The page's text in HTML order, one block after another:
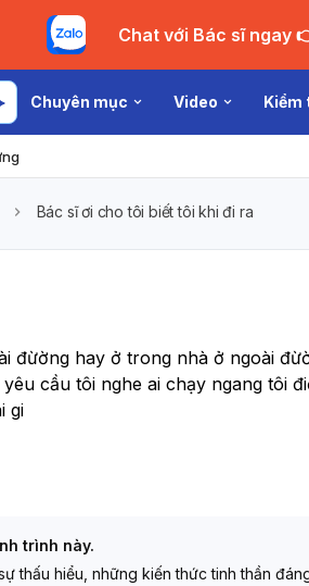
Chuyên mục Video Kiểm
Bác sĩ ơi cho tôi biết tôi khi đi ra
đừờng hay ở trong nhà ở ngoài
cầu tôi nghe ai chạy ngang tôi
gi
trình này.
thấu hiểu, những kiến thức tinh thần